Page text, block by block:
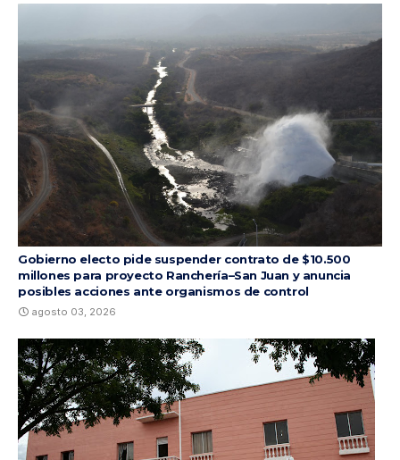
Gobierno electo pide suspender contrato de $10.500
millones para proyecto Ranchería–San Juan y anuncia
posibles acciones ante organismos de control
agosto 03, 2026